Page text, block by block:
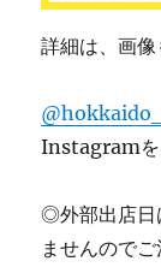
詳細は、画
Instagramを
◎外部出店日
ませんのでご